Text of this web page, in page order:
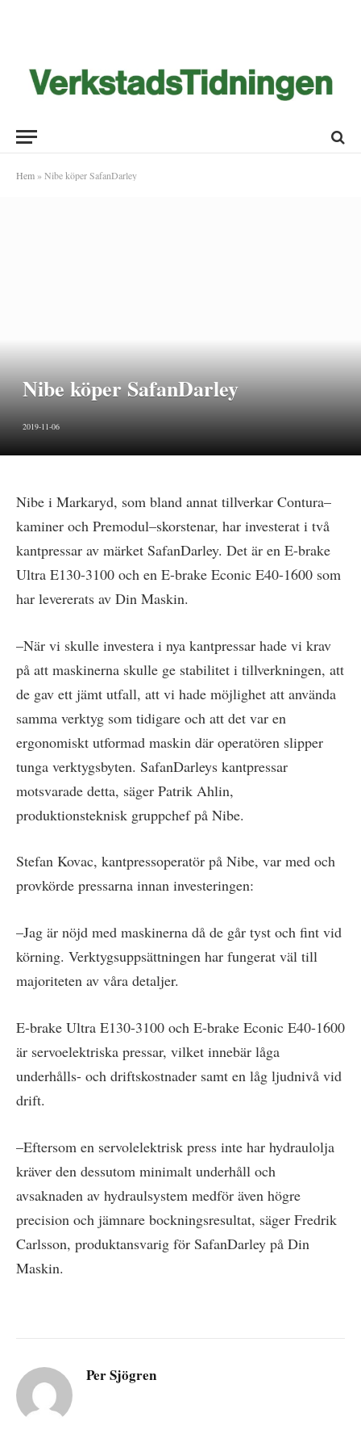
Hem » Nibe köper SafanDarley
Nibe köper SafanDarley
2019-11-06
Nibe i Markaryd, som bland annat tillverkar Contura–
kaminer och Premodul–skorstenar, har investerat i två
kantpressar av märket SafanDarley. Det är en E-brake
Ultra E130-3100 och en E-brake Econic E40-1600 som
har levererats av Din Maskin.
­–När vi skulle investera i nya kantpressar hade vi krav
på att maskinerna skulle ge stabilitet i tillverkningen, att
de gav ett jämt utfall, att vi hade möjlighet att använda
samma verktyg som tidigare och att det var en
ergonomiskt utformad maskin där operatören slipper
tunga verktygsbyten. SafanDarleys kantpressar
motsvarade detta, säger Patrik Ahlin,
produktionsteknisk gruppchef på Nibe.
Stefan Kovac, kantpressoperatör på Nibe, var med och
provkörde pressarna innan investeringen:
–Jag är nöjd med maskinerna då de går tyst och fint vid
körning. Verktygsuppsättningen har fungerat väl till
majoriteten av våra detaljer.
E-brake Ultra E130-3100 och E-brake Econic E40-1600
är servoelektriska pressar, vilket innebär låga
underhålls- och driftskostnader samt en låg ljudnivå vid
drift.
–Eftersom en servolelektrisk press inte har hydraulolja
kräver den dessutom minimalt underhåll och
avsaknaden av hydraulsystem medför även högre
precision och jämnare bockningsresultat, säger Fredrik
Carlsson, produktansvarig för SafanDarley på Din
Maskin.
Per Sjögren